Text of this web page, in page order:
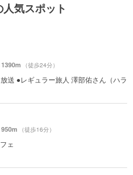
気スポット
1390m （徒歩24分）
送 ●レギュラー旅人 澤部佑さん（ハラ
950m （徒歩16分）
ェ